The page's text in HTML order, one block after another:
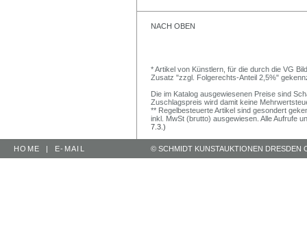
NACH OBEN
* Artikel von Künstlern, für die durch die VG
Zusatz "zzgl. Folgerechts-Anteil 2,5%"
Die im Katalog ausgewiesenen Preise sind
Zuschlagspreis wird damit keine
** Regelbesteuerte Artikel sind gesondert
inkl. MwSt (brutto) ausgewiesen. Alle Aufrufe
7.3.)
HOME | E-MAIL © SCHMIDT KUNSTAUKTIONEN DRESDEN